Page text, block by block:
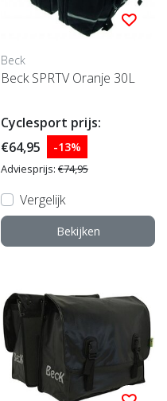
Beck
Beck SPRTV Oranje 30L
Cyclesport prijs:
€64,95
-13%
Adviesprijs: €74,95
Vergelijk
Bekijken